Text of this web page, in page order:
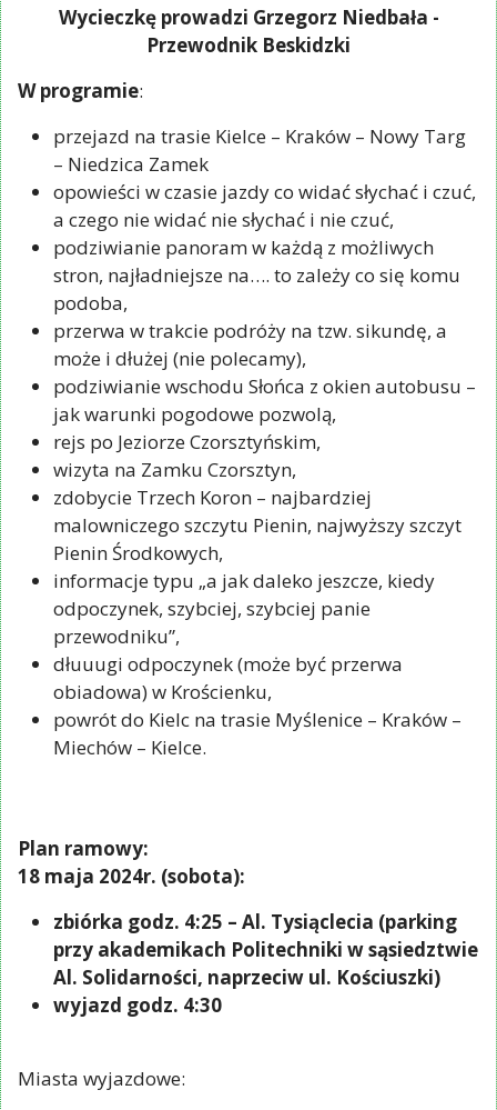
Wycieczkę prowadzi Grzegorz Niedbała -
Przewodnik Beskidzki
W programie:
przejazd na trasie Kielce – Kraków – Nowy Targ
– Niedzica Zamek
opowieści w czasie jazdy co widać słychać i czuć,
a czego nie widać nie słychać i nie czuć,
podziwianie panoram w każdą z możliwych
stron, najładniejsze na…. to zależy co się komu
podoba,
przerwa w trakcie podróży na tzw. sikundę, a
może i dłużej (nie polecamy),
podziwianie wschodu Słońca z okien autobusu –
jak warunki pogodowe pozwolą,
rejs po Jeziorze Czorsztyńskim,
wizyta na Zamku Czorsztyn,
zdobycie Trzech Koron – najbardziej
malowniczego szczytu Pienin, najwyższy szczyt
Pienin Środkowych,
informacje typu „a jak daleko jeszcze, kiedy
odpoczynek, szybciej, szybciej panie
przewodniku”,
dłuuugi odpoczynek (może być przerwa
obiadowa) w Krościenku,
powrót do Kielc na trasie Myślenice – Kraków –
Miechów – Kielce.
Plan ramowy:
18 maja 2024r. (sobota):
zbiórka godz. 4:25 – Al. Tysiąclecia (parking
przy akademikach Politechniki w sąsiedztwie
Al. Solidarności, naprzeciw ul. Kościuszki)
wyjazd godz. 4:30
Miasta wyjazdowe: